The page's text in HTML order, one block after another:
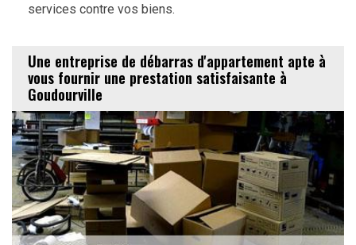
services contre vos biens.
Une entreprise de débarras d'appartement apte à
vous fournir une prestation satisfaisante à
Goudourville